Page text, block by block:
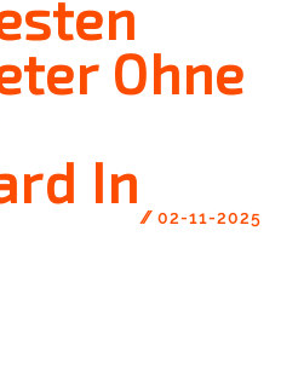
Ohne
In
// 02-11-2025